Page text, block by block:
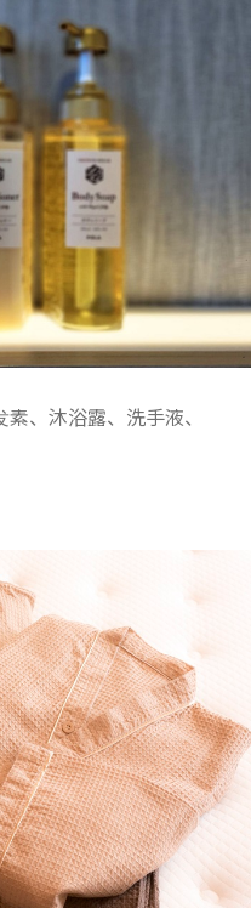
、沐浴露、洗手液、